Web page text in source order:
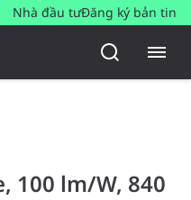
Nhà đầu tưĐăng ký bản tin
100 lm/W, 840